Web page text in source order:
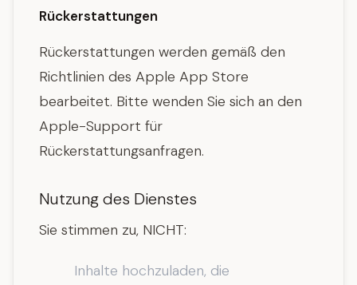
Rückerstattungen
Rückerstattungen werden gemäß den
Richtlinien des Apple App Store
bearbeitet. Bitte wenden Sie sich an den
Apple-Support für
Rückerstattungsanfragen.
Nutzung des Dienstes
Sie stimmen zu, NICHT:
Inhalte hochzuladen, die